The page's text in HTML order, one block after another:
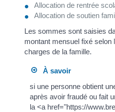
Allocation de rentrée
Allocation de soutien
Les sommes sont saisies
montant mensuel fixé selon
charges de la famille.
À savoir
si une personne obtient
après avoir fraudé ou fait
la <a href="https://